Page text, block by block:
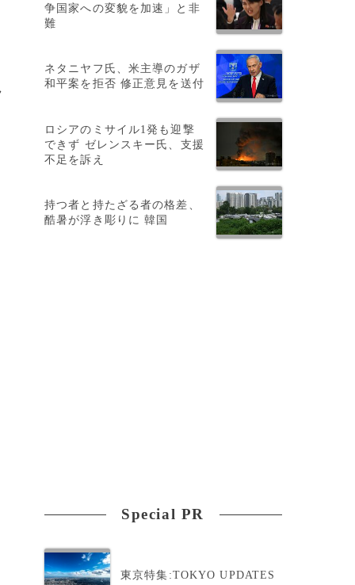
争国家への変貌を加速」と非
難
ネタニヤフ氏、米主導のガザ
和平案を拒否 修正意見を送付
ロシアのミサイル1発も迎撃
できず ゼレンスキー氏、支援
不足を訴え
持つ者と持たざる者の格差、
酷暑が浮き彫りに 韓国
Special PR
東京特集:TOKYO UPDATES